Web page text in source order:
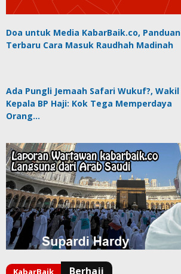
Doa untuk Media KabarBaik.co, Panduan
Terbaru Cara Masuk Raudhah Madinah
Ada Pungli Jemaah Safari Wukuf?, Wakil
Kepala BP Haji: Kok Tega Memperdaya
Orang…